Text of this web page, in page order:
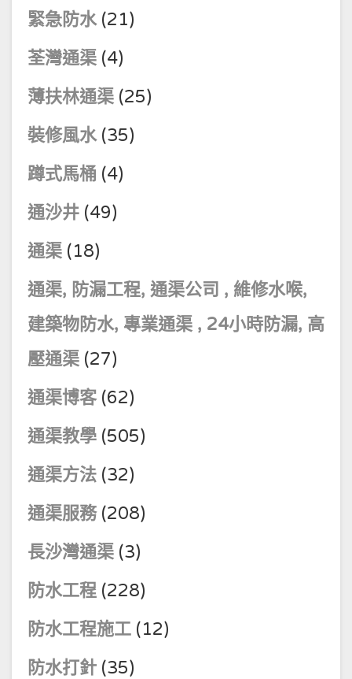
緊急防水(21)
荃灣通渠 (4)
薄扶林通渠 (25)
裝修風水(35)
蹲式馬桶 (4)
通沙井 (49)
通渠 (18)
通渠, 防漏工程, 通渠公司 , 維修水喉,
建築物防水, 專業通渠 , 24小時防漏, 高
壓通渠 (27)
通渠博客(62)
通渠教學 (505)
通渠方法 (32)
通渠服務(208)
長沙灣通渠 (3)
防水工程 (228)
防水工程施工 (12)
防水打針 (35)